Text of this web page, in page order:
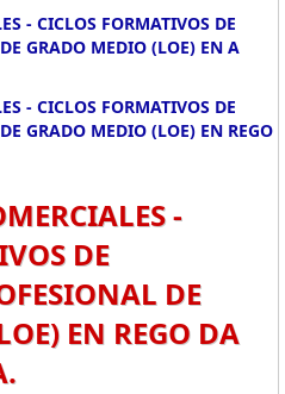
- CICLOS FORMATIVOS DE
GRADO MEDIO (LOE) EN A
- CICLOS FORMATIVOS DE
GRADO MEDIO (LOE) EN REGO
-
DE
DE
EN REGO DA